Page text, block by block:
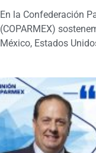
En la Confederación
(COPARMEX)
México, Estados